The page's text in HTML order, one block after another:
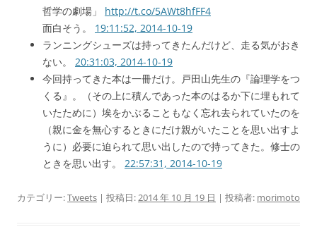
哲学の劇場」 http://t.co/5AWt8hfFF4
面白そう。 19:11:52, 2014-10-19
ランニングシューズは持ってきたんだけど、走る気がおき
ない。 20:31:03, 2014-10-19
今回持ってきた本は一冊だけ。戸田山先生の『論理学をつ
くる』。（その上に積んであった本のはるか下に埋もれて
いたために）埃をかぶることもなく忘れ去られていたのを
（親に金を無心するときにだけ親がいたことを思い出すよ
うに）必要に迫られて思い出したので持ってきた。修士の
ときを思い出す。 22:57:31, 2014-10-19
カテゴリー:Tweets | 投稿日:2014 年 10 月 19 日 | 投稿者: morimoto